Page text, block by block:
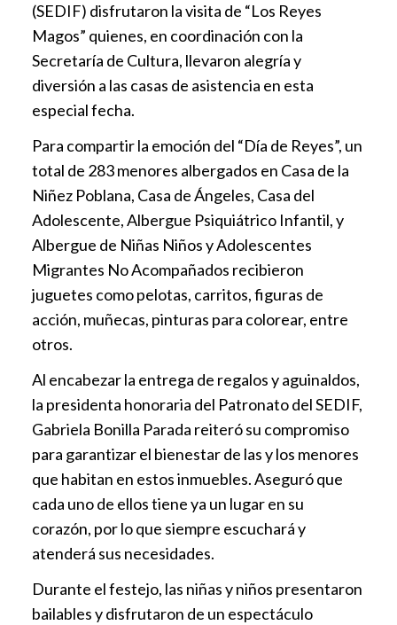
(SEDIF) disfrutaron la visita de “Los Reyes
Magos” quienes, en coordinación con la
Secretaría de Cultura, llevaron alegría y
diversión a las casas de asistencia en esta
especial fecha.
Para compartir la emoción del “Día de Reyes”, un
total de 283 menores albergados en Casa de la
Niñez Poblana, Casa de Ángeles, Casa del
Adolescente, Albergue Psiquiátrico Infantil, y
Albergue de Niñas Niños y Adolescentes
Migrantes No Acompañados recibieron
juguetes como pelotas, carritos, figuras de
acción, muñecas, pinturas para colorear, entre
otros.
Al encabezar la entrega de regalos y aguinaldos,
la presidenta honoraria del Patronato del SEDIF,
Gabriela Bonilla Parada reiteró su compromiso
para garantizar el bienestar de las y los menores
que habitan en estos inmuebles. Aseguró que
cada uno de ellos tiene ya un lugar en su
corazón, por lo que siempre escuchará y
atenderá sus necesidades.
Durante el festejo, las niñas y niños presentaron
bailables y disfrutaron de un espectáculo